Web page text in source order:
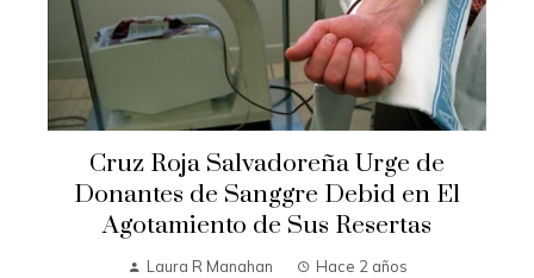
Cruz Roja Salvadoreña Urge de
Donantes de Sanggre Debid en El
Agotamiento de Sus Resertas
Laura R Manahan Hace 2 años